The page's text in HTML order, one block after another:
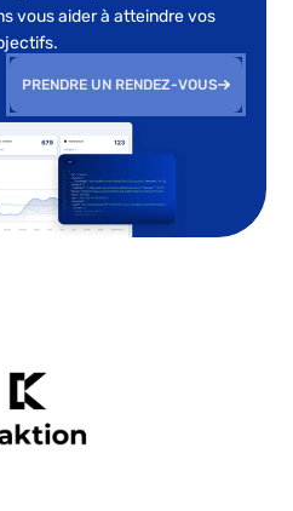
vous aider à atteindre vos
PRENDRE UN RENDEZ-VOUS